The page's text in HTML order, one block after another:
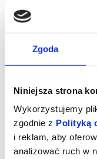
Zgoda
Niniejsza strona
Wykorzystujemy
zgodnie z Polityką
i reklam, aby
analizować ruch w